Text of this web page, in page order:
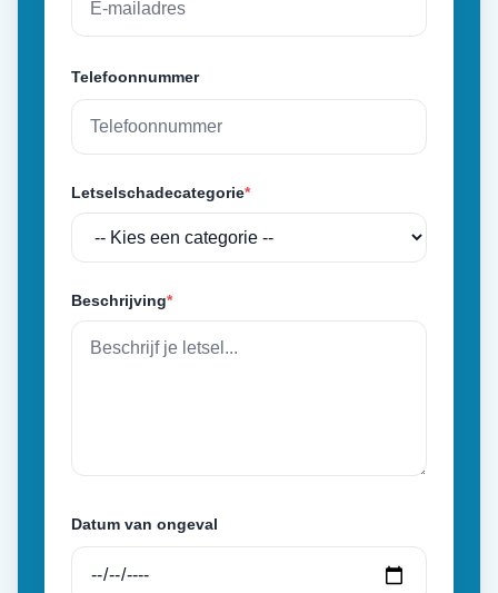
Telefoonnummer
Letselschadecategorie*
Beschrijving*
Datum van ongeval